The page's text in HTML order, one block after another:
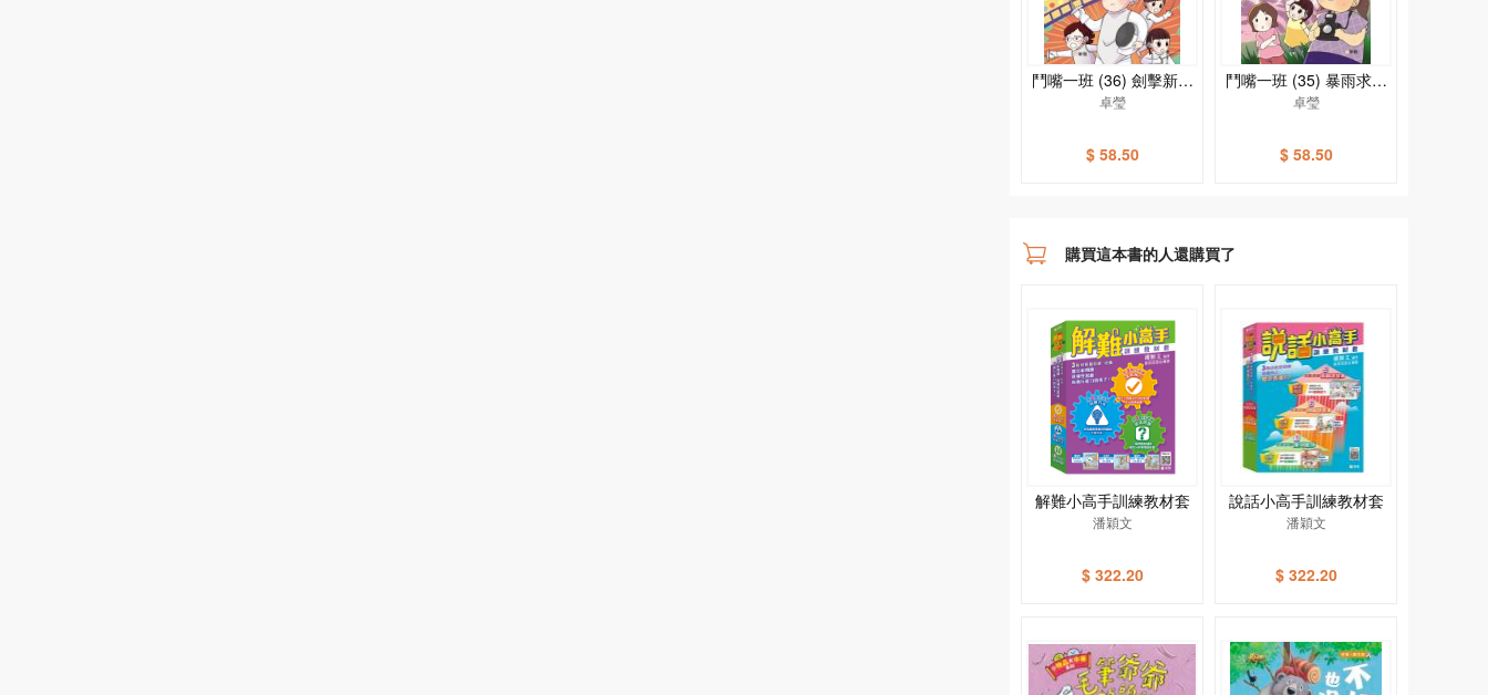
鬥嘴一班 (36) 劍擊新人
王
卓瑩
$ 58.50
鬥嘴一班 (35) 暴雨求生
記
卓瑩
$ 58.50
購買這本書的人還購買了
解難小高手訓練教材套
潘穎文
$ 322.20
說話小高手訓練教材套
潘穎文
$ 322.20